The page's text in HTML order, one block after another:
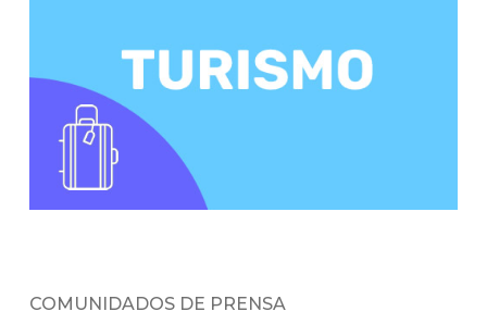
COMUNIDADOS DE PRENSA